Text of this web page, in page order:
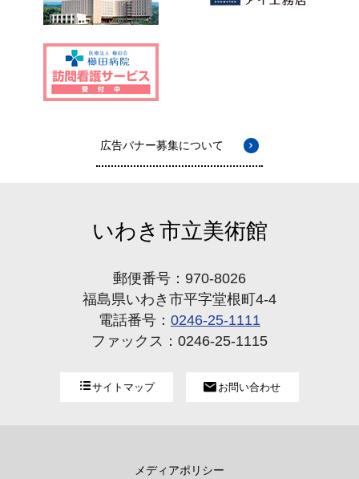
広告バナー募集について
いわき市立美術館
郵便番号：970-8026
福島県いわき市平字堂根町4-4
電話番号： 0246-25-1111
ファックス：0246-25-1115
サイトマップ お問い合わせ
メディアポリシー